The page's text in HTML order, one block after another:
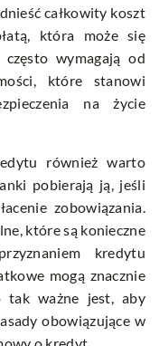
całkowity koszt
która może się
wymagają od
które stanowi
na życie
również warto
pobierają ją, jeśli
zobowiązania.
które są konieczne
kredytu
mogą znacznie
tak ważne jest, aby
obowiązujące w